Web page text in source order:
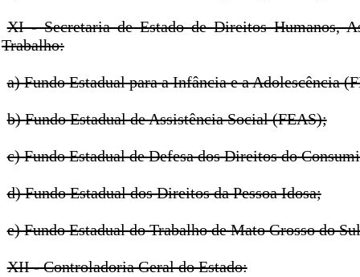
XI - Secretaria de Estado de Direitos Humanos,
Trabalho:
a) Fundo Estadual para a Infância e a Adolescência
b) Fundo Estadual de Assistência Social (FEAS);
c) Fundo Estadual de Defesa dos Direitos do
d) Fundo Estadual dos Direitos da Pessoa Idosa;
e) Fundo Estadual do Trabalho de Mato Grosso do
XII - Controladoria Geral do Estado: